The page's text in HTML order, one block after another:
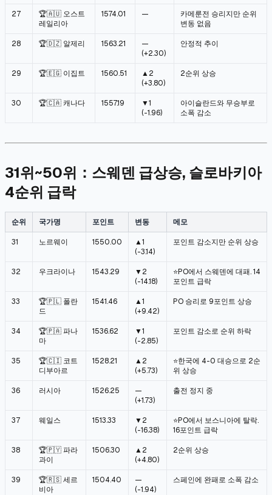
27
🏆🇦🇺 오스트
레일리아
1574.01 —
카메룬전 승리지만 순위
변동 없음
28 🏆🇩🇿 알제리 1563.21
—
(+2.30)
안정적 추이
29 🏆🇪🇬 이집트 1560.51
▲2
(+3.80)
2순위 상승
30 🏆🇨🇦 캐나다 1557.19
▼1
(-1.96)
아이슬란드와 무승부로
소폭 감소
31위~50위：스웨덴 급상승, 슬로바키아
4순위 급락
순위 국가명 포인트 변동 메모
31 노르웨이 1550.00
▲1
(-3.14)
포인트 감소지만 순위 상승
32 우크라이나 1543.29
▼2
(-14.18)
⭐PO에서 스웨덴에 대패. 14
포인트 급락
33
🏆🇵🇱 폴란
드
1541.46
▲1
(+9.42)
PO 승리로 9포인트 상승
34
🏆🇵🇦 파나
마
1536.62
▼1
(-2.85)
포인트 감소로 순위 하락
35
🏆🇨🇮 코트
디부아르
1528.21
▲2
(+5.73)
⭐한국에 4-0 대승으로 2순
위 상승
36 러시아 1526.25
—
(+1.73)
출전 정지 중
37 웨일스 1513.33
▼2
(-16.38)
⭐PO에서 보스니아에 탈락.
16포인트 급락
38
🏆🇵🇾 파라
과이
1506.30
▲2
(+4.80)
2순위 상승
39
🏆🇷🇸 세르
비아
1504.40
—
(-1.94)
스페인에 완패로 소폭 감소